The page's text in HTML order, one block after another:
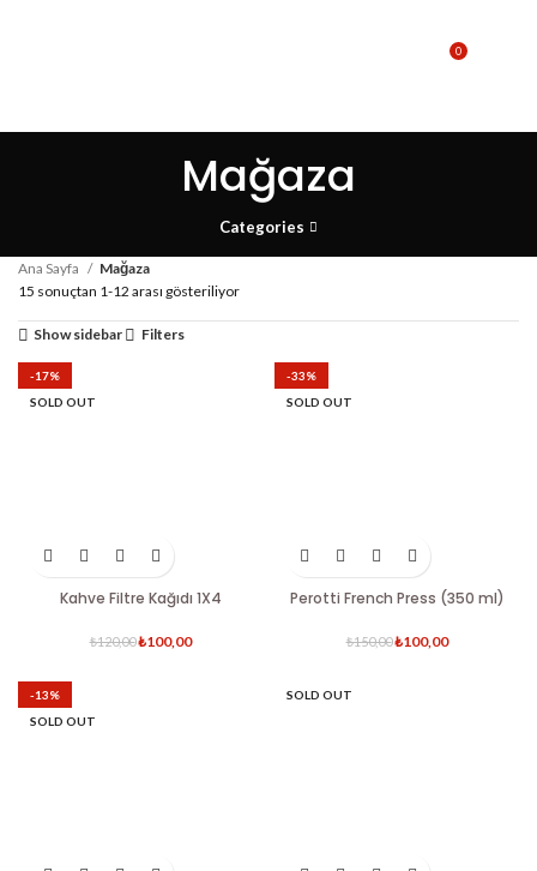
0
Mağaza
Categories
Ana Sayfa
Mağaza
15 sonuçtan 1-12 arası gösteriliyor
Show sidebar Filters
-17%
SOLD OUT
Kahve Filtre Kağıdı 1X4
₺120,00₺100,00
-33%
SOLD OUT
Perotti French Press (350 ml)
₺150,00₺100,00
-13%
SOLD OUT
SOLD OUT